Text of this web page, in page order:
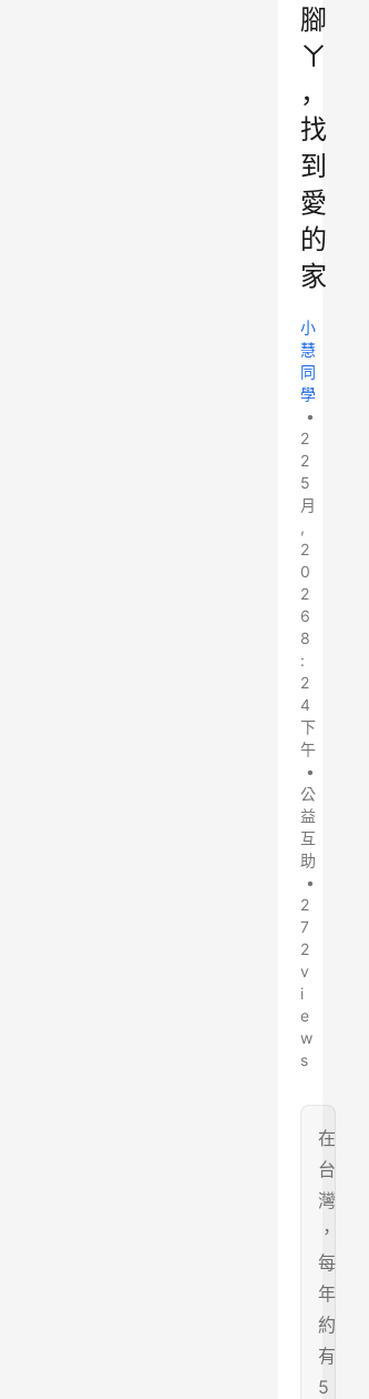
腳
ㄚ
，
找
到
愛
的
家
小
慧
同
學
•
2
2
5
月
,
2
0
2
6
8
:
2
4
下
午
•
公
益
互
助
•
2
7
2
v
i
e
w
s
在
台
灣
，
每
年
約
有
5